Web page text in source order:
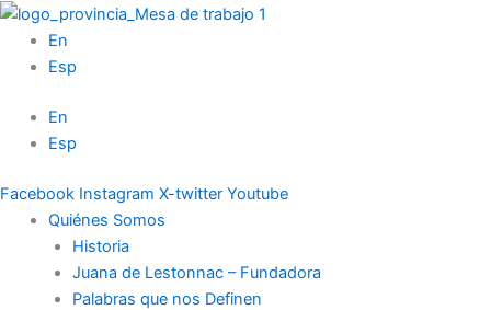
Ir
contenido
En
Esp
En
Esp
Facebook Instagram X-twitter Youtube
Quiénes Somos
Historia
Juana de Lestonnac – Fundadora
Palabras que nos Definen